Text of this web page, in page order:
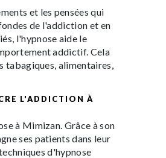
et les pensées qui
de l'addiction et en
l'hypnose aide le
addictif. Cela
tabagiques, alimentaires,
L'ADDICTION À
à Mimizan. Grâce à son
ses patients dans leur
d'hypnose